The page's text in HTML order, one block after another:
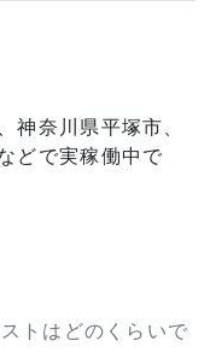
神奈川県平塚市、
どで実稼働中で
トはどのくらいで